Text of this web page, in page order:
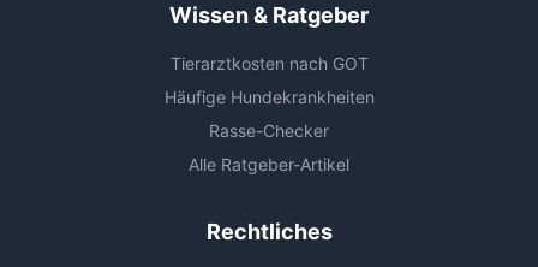
Wissen & Ratgeber
Tierarztkosten nach GOT
Häufige Hundekrankheiten
Rasse-Checker
Alle Ratgeber-Artikel
Rechtliches